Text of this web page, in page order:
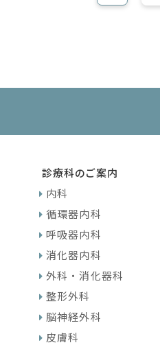
診療科のご案内
内科
循環器内科
呼吸器内科
消化器内科
外科・消化器科
整形外科
脳神経外科
皮膚科